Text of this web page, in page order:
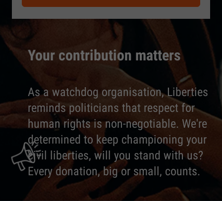
Your contribution matters
As a watchdog organisation, Liberties
reminds politicians that respect for
human rights is non-negotiable. We're
determined to keep championing your
civil liberties, will you stand with us?
Every donation, big or small, counts.